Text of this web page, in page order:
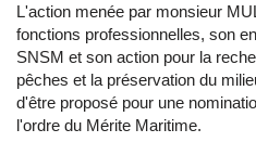
L'action menée par monsieur
fonctions professionnelles, son
SNSM et son action pour la
pêches et la préservation du
d'être proposé pour une
l'ordre du Mérite Maritime.